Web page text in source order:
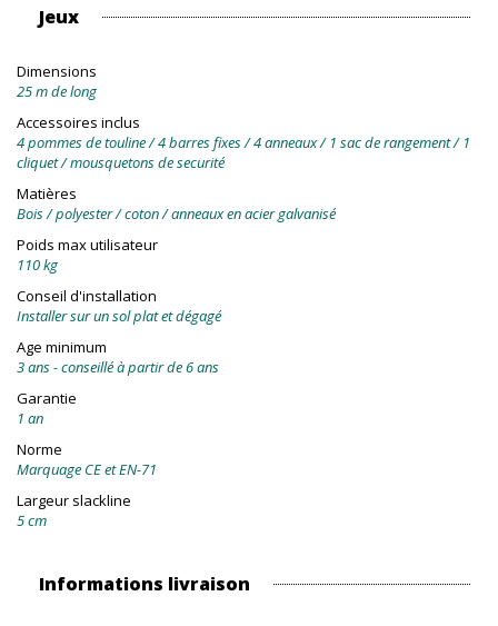
Jeux
Dimensions
25 m de long
Accessoires inclus
4 pommes de touline / 4 barres fixes / 4 anneaux / 1 sac de rangement / 1
cliquet / mousquetons de securité
Matières
Bois / polyester / coton / anneaux en acier galvanisé
Poids max utilisateur
110 kg
Conseil d'installation
Installer sur un sol plat et dégagé
Age minimum
3 ans - conseillé à partir de 6 ans
Garantie
1 an
Norme
Marquage CE et EN-71
Largeur slackline
5 cm
Informations livraison